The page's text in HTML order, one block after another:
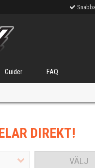
Guider FAQ
DIREKT!
VÄLJ